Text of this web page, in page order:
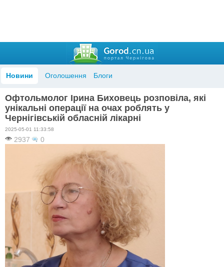
Новини Оголошення Блоги
Офтольмолог Ірина Биховець розповіла, які
унікальні операції на очах роблять у
Чернігівській обласній лікарні
2025-05-01 11:33:58
2937 0